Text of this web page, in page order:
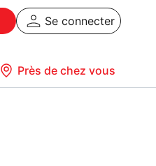
Se connecter
Près de chez vous